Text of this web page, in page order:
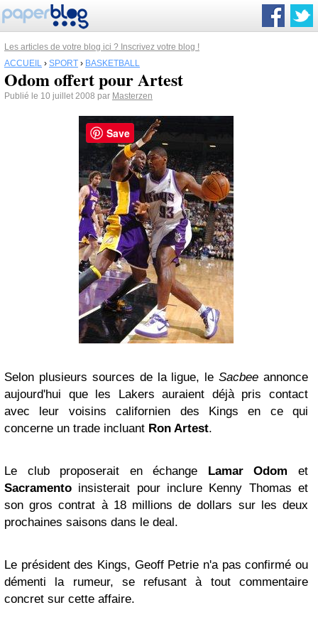
Les articles de votre blog ici ? Inscrivez votre blog !
ACCUEIL › SPORT › BASKETBALL
Odom offert pour Artest
Publié le 10 juillet 2008 par Masterzen
Selon plusieurs sources de la ligue, leSacbee annonce
aujourd'hui que les Lakers auraient déjà pris contact
avec leur voisins californien des Kings en ce qui
concerne un trade incluant Ron Artest.
Le club proposerait en échange Lamar Odom et
Sacramento insisterait pour inclure Kenny Thomas et
son gros contrat à 18 millions de dollars sur les deux
prochaines saisons dans le deal.
Le président des Kings, Geoff Petrie n'a pas confirmé ou
démenti la rumeur, se refusant à tout commentaire
concret sur cette affaire.
Save